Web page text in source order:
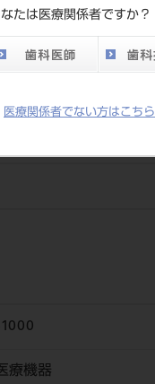
たは医療関係者ですか？
医療関係者でない方はこちら
療機器